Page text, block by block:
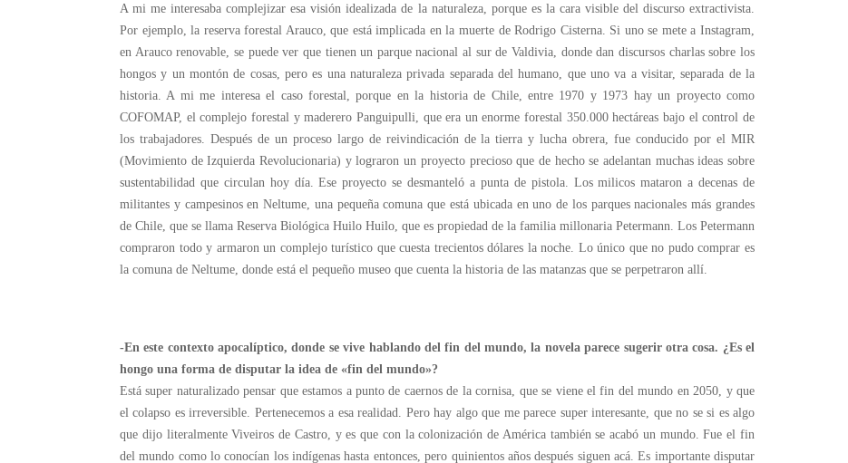
A mi me interesaba complejizar esa visión idealizada de la naturaleza, porque es la cara visible del discurso extractivista.
Por ejemplo, la reserva forestal Arauco, que está implicada en la muerte de Rodrigo Cisterna. Si uno se mete a Instagram,
en Arauco renovable, se puede ver que tienen un parque nacional al sur de Valdivia, donde dan discursos charlas sobre los
hongos y un montón de cosas, pero es una naturaleza privada separada del humano, que uno va a visitar, separada de la
historia. A mi me interesa el caso forestal, porque en la historia de Chile, entre 1970 y 1973 hay un proyecto como
COFOMAP, el complejo forestal y maderero Panguipulli, que era un enorme forestal 350.000 hectáreas bajo el control de
los trabajadores. Después de un proceso largo de reivindicación de la tierra y lucha obrera, fue conducido por el MIR
(Movimiento de Izquierda Revolucionaria) y lograron un proyecto precioso que de hecho se adelantan muchas ideas sobre
sustentabilidad que circulan hoy día. Ese proyecto se desmanteló a punta de pistola. Los milicos mataron a decenas de
militantes y campesinos en Neltume, una pequeña comuna que está ubicada en uno de los parques nacionales más grandes
de Chile, que se llama Reserva Biológica Huilo Huilo, que es propiedad de la familia millonaria Petermann. Los Petermann
compraron todo y armaron un complejo turístico que cuesta trecientos dólares la noche. Lo único que no pudo comprar es
la comuna de Neltume, donde está el pequeño museo que cuenta la historia de las matanzas que se perpetraron allí.
-En este contexto apocalíptico, donde se vive hablando del fin del mundo, la novela parece sugerir otra cosa. ¿Es el
hongo una forma de disputar la idea de «fin del mundo»?
Está super naturalizado pensar que estamos a punto de caernos de la cornisa, que se viene el fin del mundo en 2050, y que
el colapso es irreversible. Pertenecemos a esa realidad. Pero hay algo que me parece super interesante, que no se si es algo
que dijo literalmente Viveiros de Castro, y es que con la colonización de América también se acabó un mundo. Fue el fin
del mundo como lo conocían los indígenas hasta entonces, pero quinientos años después siguen acá. Es importante disputar